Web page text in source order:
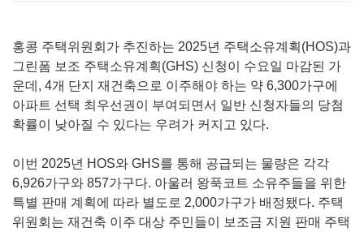
홍콩 주택위원회가 추진하는 2025년 주택소유계획(HOS)과
그린폼 보조 주택소유계획(GHS) 신청이 수요일 마감된 가
운데, 4개 단지 재건축으로 이주해야 하는 약 6,300가구에
아파트 선택 최우선권이 부여되면서 일반 신청자들의 당첨
확률이 낮아질 수 있다는 우려가 커지고 있다.
이번 2025년 HOS와 GHS를 통해 공급되는 물량은 각각
6,926가구와 857가구다. 아울러 왕푹코트 소유주들을 위한
특별 판매 계획에 따라 별도로 2,000가구가 배정됐다. 주택
위원회는 재건축 이주 대상 주민들이 보조금 지원 판매 주택